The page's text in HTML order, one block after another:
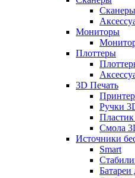
Сканеры
Мониторы
Плоттеры
3D Печать
Ручки
Смола
Источники
Smart